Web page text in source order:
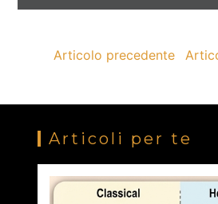
Articolo precedente
Articoli per te